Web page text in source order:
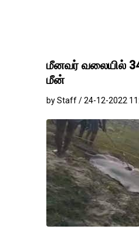
மீனவர் வலையில்
மீன்
by Staff / 24-12-2022